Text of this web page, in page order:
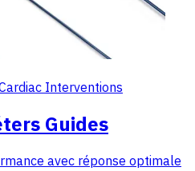
Interventions
Guides
avec réponse optimale